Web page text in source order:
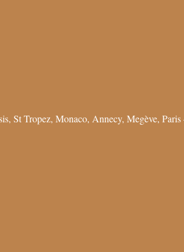
St Tropez, Monaco, Annecy, Megève,